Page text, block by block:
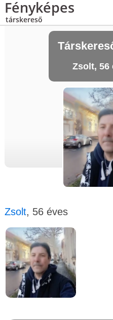
Fényképes
társkereső
Zsolt, 56
Zsolt, 56 éves